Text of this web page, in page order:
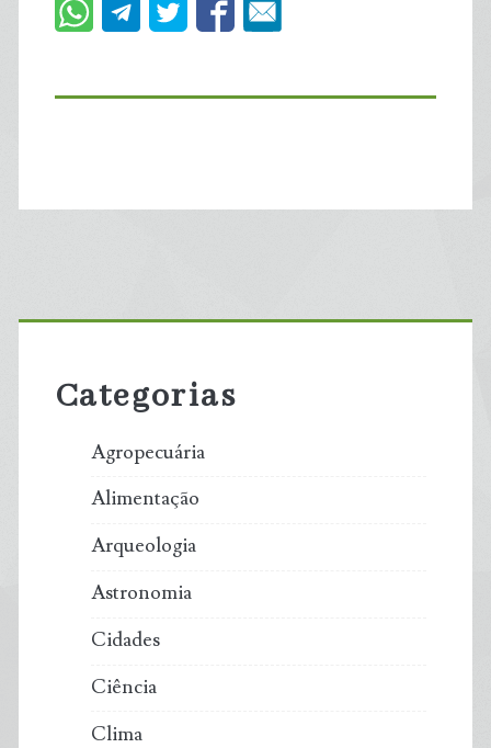
Primary
Sidebar
Categorias
Agropecuária
Alimentação
Arqueologia
Astronomia
Cidades
Ciência
Clima